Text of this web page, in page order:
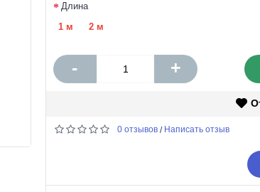
Длина
1 м
2 м
- +
0 отзывов / Написать отзыв